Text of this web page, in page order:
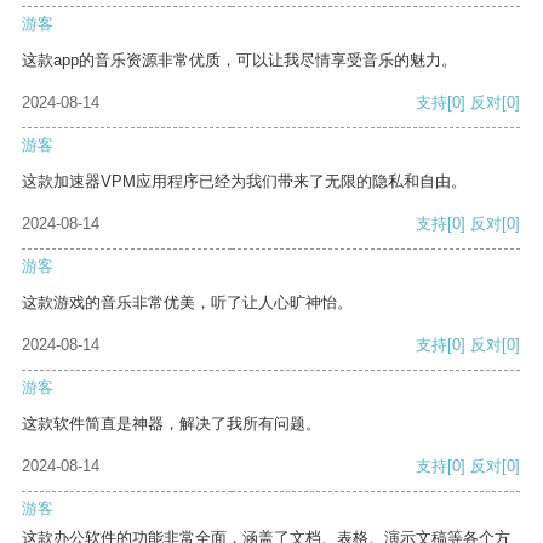
游客
这款app的音乐资源非常优质，可以让我尽情享受音乐的魅力。
2024-08-14 支持[0] 反对[0]
游客
这款加速器VPM应用程序已经为我们带来了无限的隐私和自由。
2024-08-14 支持[0] 反对[0]
游客
这款游戏的音乐非常优美，听了让人心旷神怡。
2024-08-14 支持[0] 反对[0]
游客
这款软件简直是神器，解决了我所有问题。
2024-08-14 支持[0] 反对[0]
游客
这款办公软件的功能非常全面，涵盖了文档、表格、演示文稿等各个方